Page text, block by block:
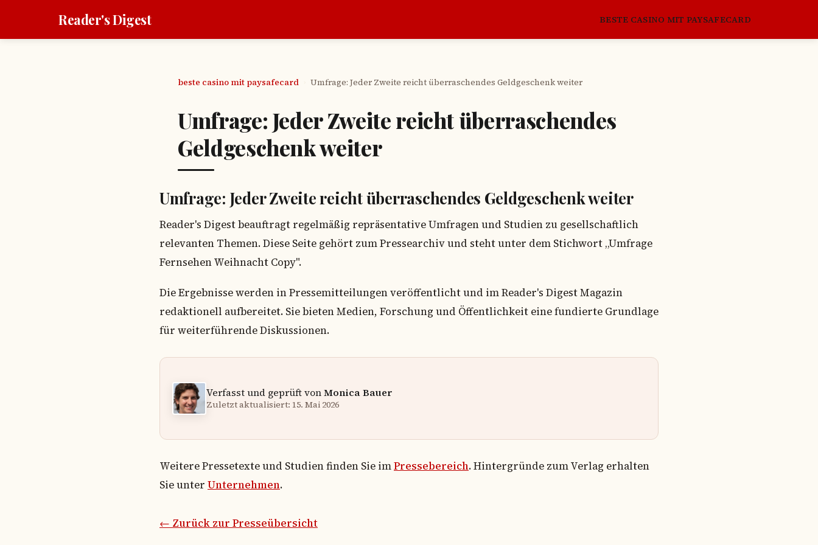
Reader's Digest BESTE CASINO MIT PAYSAFECARD
beste casino mit paysafecard Umfrage: Jeder Zweite reicht überraschendes Geldgeschenk weiter
Umfrage: Jeder Zweite reicht überraschendes
Geldgeschenk weiter
Umfrage: Jeder Zweite reicht überraschendes Geldgeschenk weiter
Reader's Digest beauftragt regelmäßig repräsentative Umfragen und Studien zu gesellschaftlich
relevanten Themen. Diese Seite gehört zum Pressearchiv und steht unter dem Stichwort „Umfrage
Fernsehen Weihnacht Copy".
Die Ergebnisse werden in Pressemitteilungen veröffentlicht und im Reader's Digest Magazin
redaktionell aufbereitet. Sie bieten Medien, Forschung und Öffentlichkeit eine fundierte Grundlage
für weiterführende Diskussionen.
Verfasst und geprüft vonMonica Bauer
Zuletzt aktualisiert: 15. Mai 2026
Weitere Pressetexte und Studien finden Sie imPressebereich. Hintergründe zum Verlag erhalten
Sie unter Unternehmen.
← Zurück zur Presseübersicht